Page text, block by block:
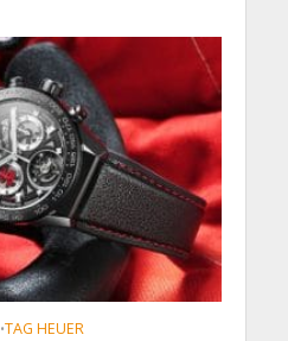
•TAG HEUER